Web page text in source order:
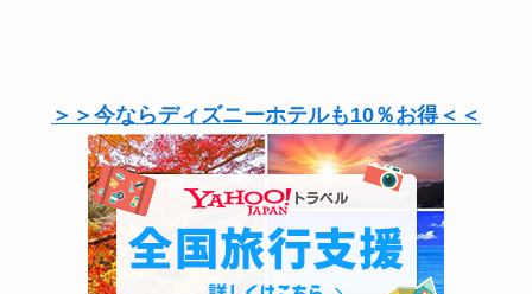
＞＞今ならディズニーホテルも10％お得＜＜